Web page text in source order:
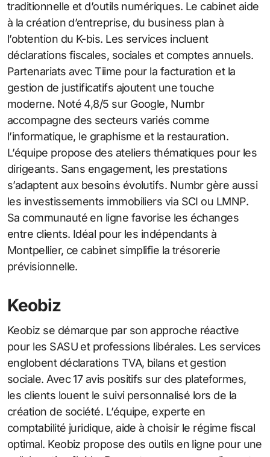
traditionnelle et d’outils numériques. Le cabinet aide
à la création d’entreprise, du business plan à
l’obtention du K-bis. Les services incluent
déclarations fiscales, sociales et comptes annuels.
Partenariats avec Tiime pour la facturation et la
gestion de justificatifs ajoutent une touche
moderne. Noté 4,8/5 sur Google, Numbr
accompagne des secteurs variés comme
l’informatique, le graphisme et la restauration.
L’équipe propose des ateliers thématiques pour les
dirigeants. Sans engagement, les prestations
s’adaptent aux besoins évolutifs. Numbr gère aussi
les investissements immobiliers via SCI ou LMNP.
Sa communauté en ligne favorise les échanges
entre clients. Idéal pour les indépendants à
Montpellier, ce cabinet simplifie la trésorerie
prévisionnelle.
Keobiz
Keobiz se démarque par son approche réactive
pour les SASU et professions libérales. Les services
englobent déclarations TVA, bilans et gestion
sociale. Avec 17 avis positifs sur des plateformes,
les clients louent le suivi personnalisé lors de la
création de société. L’équipe, experte en
comptabilité juridique, aide à choisir le régime fiscal
optimal. Keobiz propose des outils en ligne pour une